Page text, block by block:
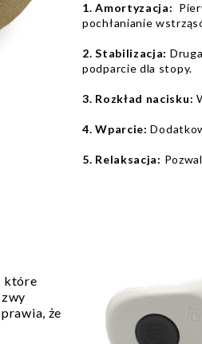
1. Amortyzacja:
pochłanianie
2. Stabilizacja:
podparcie dla stopy.
3. Rozkład nacisku:
4. Wparcie:
5. Relaksacja:
które
że